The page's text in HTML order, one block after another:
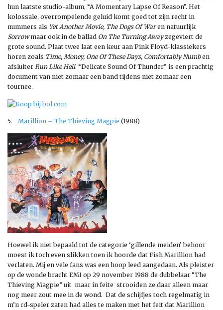
hun laatste studio-album, “A Momentary Lapse Of Reason”. Het
kolossale, overrompelende geluid komt goed tot zijn recht in
nummers als Yet Another Movie, The Dogs Of Waren natuurlijk
Sorrowmaar ook in de ballad On The Turning Awayzegeviert de
grote sound. Plaat twee laat een keur aan Pink Floyd-klassiekers
horen zoals Time, Money, One Of These Days, Comfortably Numben
afsluiter Run Like Hell. “Delicate Sound Of Thunder” is een prachtig
document van niet zomaar een band tijdens niet zomaar een
tournee.
5. Marillion – The Thieving Magpie (1988)
Hoewel ik niet bepaald tot de categorie ‘gillende meiden’ behoor
moest ik toch even slikken toen ik hoorde dat Fish Marillion had
verlaten. Mij en vele fans was een hoop leed aangedaan. Als pleister
op de wonde bracht EMI op 29 november 1988 de dubbelaar “The
Thieving Magpie” uit maar in feite strooiden ze daar alleen maar
nog meer zout mee in de wond. Dat de schijfjes toch regelmatig in
m’n cd-speler zaten had alles te maken met het feit dat Marillion